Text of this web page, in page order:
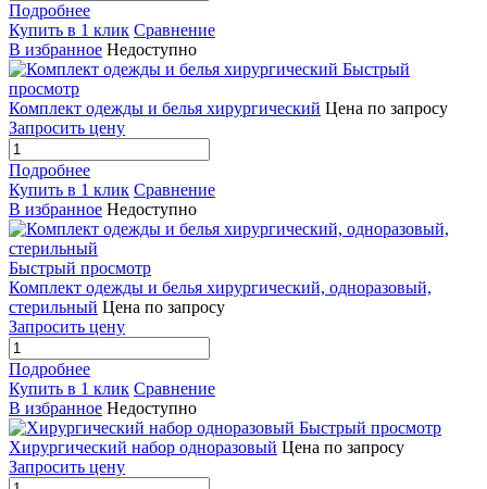
Подробнее
Купить в 1 клик Сравнение
В избранное Недоступно
Быстрый
просмотр
Комплект одежды и белья хирургический Цена по запросу
Запросить цену
Подробнее
Купить в 1 клик Сравнение
В избранное Недоступно
Быстрый просмотр
Комплект одежды и белья хирургический, одноразовый,
стерильный Цена по запросу
Запросить цену
Подробнее
Купить в 1 клик Сравнение
В избранное Недоступно
Быстрый просмотр
Хирургический набор одноразовый Цена по запросу
Запросить цену